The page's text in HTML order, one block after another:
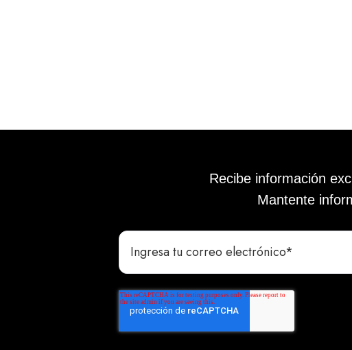
Recibe información
Mantente